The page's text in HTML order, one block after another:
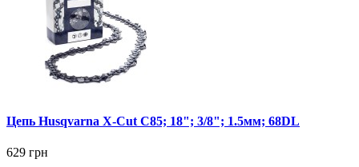
Цепь Husqvarna X-Cut C85; 18"; 3/8"; 1.5мм; 68DL
629 грн